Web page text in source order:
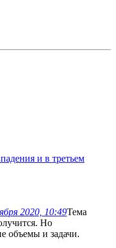
и в третьем
2020, 10:49Тема
Но
объемы и задачи.